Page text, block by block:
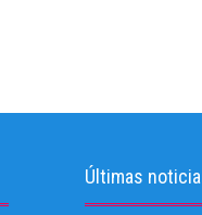
Últimas